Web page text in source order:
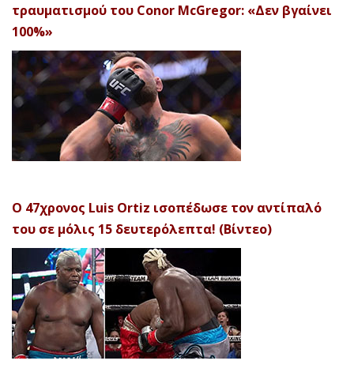
τραυματισμού του Conor McGregor: «Δεν βγαίνει
100%»
Ο 47χρονος Luis Ortiz ισοπέδωσε τον αντίπαλό
του σε μόλις 15 δευτερόλεπτα! (Βίντεο)